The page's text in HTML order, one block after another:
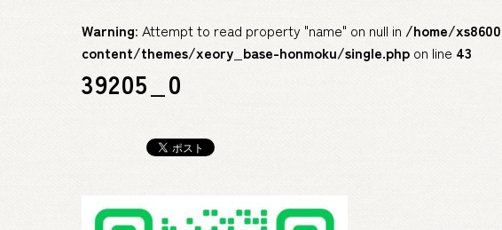
Warning: Attempt to read property "name" on null in /home/
content/themes/xeory_base-honmoku/single.php on line 43
39205_0